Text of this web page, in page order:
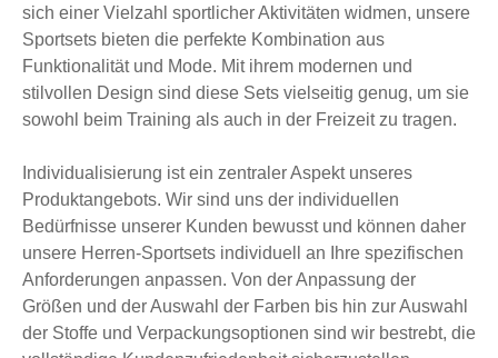
sich einer Vielzahl sportlicher Aktivitäten widmen, unsere
Sportsets bieten die perfekte Kombination aus
Funktionalität und Mode. Mit ihrem modernen und
stilvollen Design sind diese Sets vielseitig genug, um sie
sowohl beim Training als auch in der Freizeit zu tragen.
Individualisierung ist ein zentraler Aspekt unseres
Produktangebots. Wir sind uns der individuellen
Bedürfnisse unserer Kunden bewusst und können daher
unsere Herren-Sportsets individuell an Ihre spezifischen
Anforderungen anpassen. Von der Anpassung der
Größen und der Auswahl der Farben bis hin zur Auswahl
der Stoffe und Verpackungsoptionen sind wir bestrebt, die